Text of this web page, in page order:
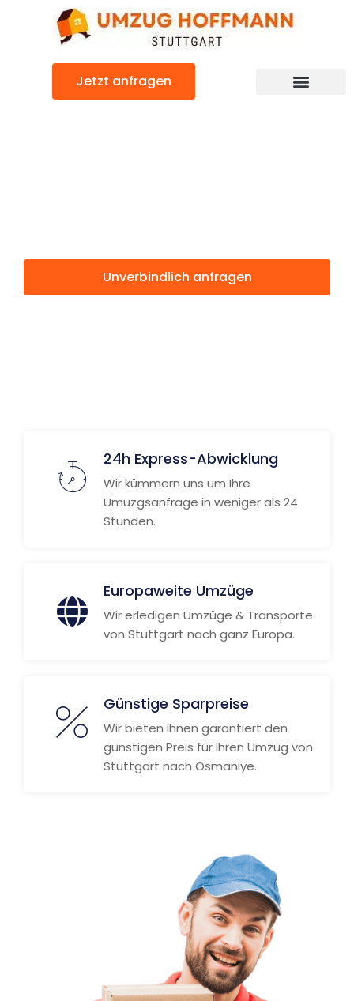
Jetzt anfragen
Unverbindlich anfragen
24h Express-Abwicklung
Wir kümmern uns um Ihre
Umuzgsanfrage in weniger als 24
Stunden.
Europaweite Umzüge
Wir erledigen Umzüge & Transporte
von Stuttgart nach ganz Europa.
Günstige Sparpreise
Wir bieten Ihnen garantiert den
günstigen Preis für Ihren Umzug von
Stuttgart nach Osmaniye.